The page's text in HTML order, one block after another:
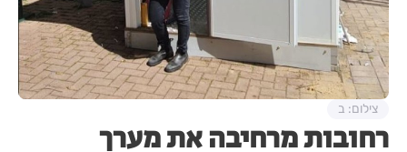
רחובות מרחיבה את מערך
צילום: ב